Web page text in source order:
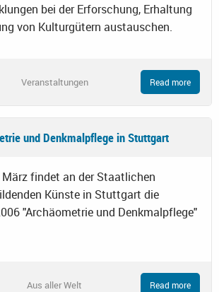
bei der Erforschung, Erhaltung
von Kulturgütern austauschen.
Veranstaltungen Read more
und Denkmalpflege in Stuttgart
findet an der Staatlichen
Künste in Stuttgart die
"Archäometrie und Denkmalpflege"
Aus aller Welt Read more